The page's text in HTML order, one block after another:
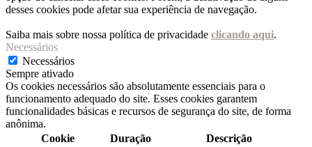
desses cookies pode afetar sua experiência de navegação.
Saiba mais sobre nossa política de privacidade clicando aqui.
Necessários
Necessários
Sempre ativado
Os cookies necessários são absolutamente essenciais para o
funcionamento adequado do site. Esses cookies garantem
funcionalidades básicas e recursos de segurança do site, de forma
anônima.
Cookie
Duração Descrição